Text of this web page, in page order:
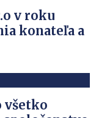
v roku
konateľa a
všetko